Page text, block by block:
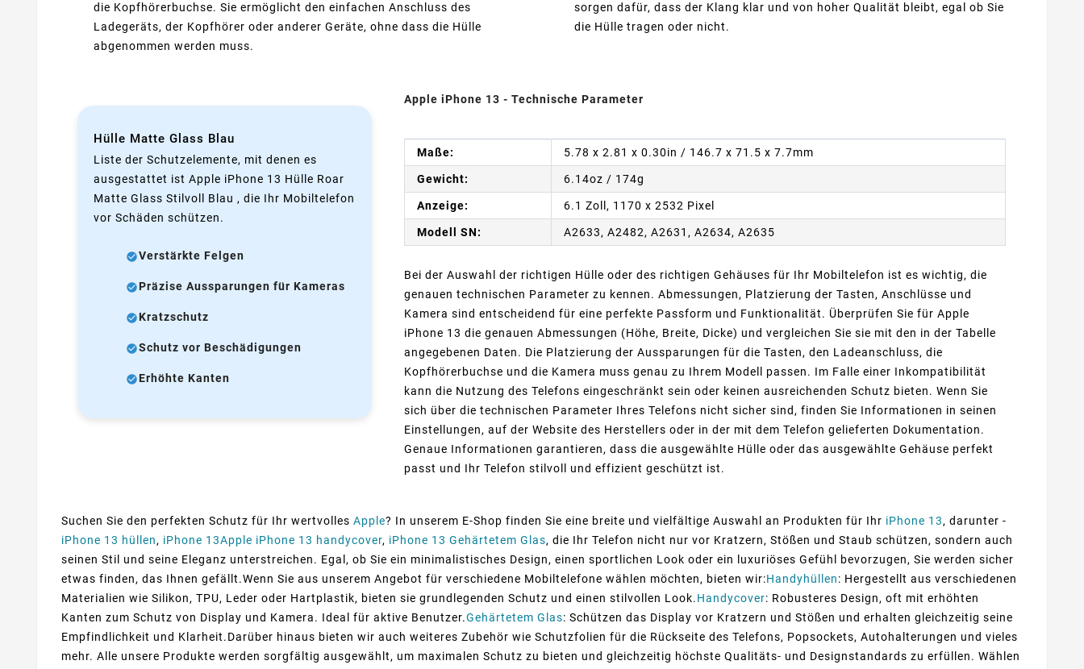
die Kopfhörerbuchse. Sie ermöglicht den einfachen Anschluss des
Ladegeräts, der Kopfhörer oder anderer Geräte, ohne dass die Hülle
abgenommen werden muss.
sorgen dafür, dass der Klang klar und von hoher Qualität bleibt, egal ob Sie
die Hülle tragen oder nicht.
Hülle Matte Glass Blau
Liste der Schutzelemente, mit denen es
ausgestattet ist Apple iPhone 13 Hülle Roar
Matte Glass Stilvoll Blau , die Ihr Mobiltelefon
vor Schäden schützen.
Verstärkte Felgen
Präzise Aussparungen für Kameras
Kratzschutz
Schutz vor Beschädigungen
Erhöhte Kanten
Apple iPhone 13 - Technische Parameter
Maße: 5.78 x 2.81 x 0.30in / 146.7 x 71.5 x 7.7mm
Gewicht: 6.14oz / 174g
Anzeige: 6.1 Zoll, 1170 x 2532 Pixel
Modell SN: A2633, A2482, A2631, A2634, A2635
Bei der Auswahl der richtigen Hülle oder des richtigen Gehäuses für Ihr Mobiltelefon ist es wichtig, die
genauen technischen Parameter zu kennen. Abmessungen, Platzierung der Tasten, Anschlüsse und
Kamera sind entscheidend für eine perfekte Passform und Funktionalität. Überprüfen Sie für Apple
iPhone 13 die genauen Abmessungen (Höhe, Breite, Dicke) und vergleichen Sie sie mit den in der Tabelle
angegebenen Daten. Die Platzierung der Aussparungen für die Tasten, den Ladeanschluss, die
Kopfhörerbuchse und die Kamera muss genau zu Ihrem Modell passen. Im Falle einer Inkompatibilität
kann die Nutzung des Telefons eingeschränkt sein oder keinen ausreichenden Schutz bieten. Wenn Sie
sich über die technischen Parameter Ihres Telefons nicht sicher sind, finden Sie Informationen in seinen
Einstellungen, auf der Website des Herstellers oder in der mit dem Telefon gelieferten Dokumentation.
Genaue Informationen garantieren, dass die ausgewählte Hülle oder das ausgewählte Gehäuse perfekt
passt und Ihr Telefon stilvoll und effizient geschützt ist.
Suchen Sie den perfekten Schutz für Ihr wertvolles Apple? In unserem E-Shop finden Sie eine breite und vielfältige Auswahl an Produkten für Ihr iPhone 13, darunter -
iPhone 13 hüllen, iPhone 13Apple iPhone 13 handycover, iPhone 13 Gehärtetem Glas, die Ihr Telefon nicht nur vor Kratzern, Stößen und Staub schützen, sondern auch
seinen Stil und seine Eleganz unterstreichen. Egal, ob Sie ein minimalistisches Design, einen sportlichen Look oder ein luxuriöses Gefühl bevorzugen, Sie werden sicher
etwas finden, das Ihnen gefällt.Wenn Sie aus unserem Angebot für verschiedene Mobiltelefone wählen möchten, bieten wir:Handyhüllen: Hergestellt aus verschiedenen
Materialien wie Silikon, TPU, Leder oder Hartplastik, bieten sie grundlegenden Schutz und einen stilvollen Look.Handycover: Robusteres Design, oft mit erhöhten
Kanten zum Schutz von Display und Kamera. Ideal für aktive Benutzer.Gehärtetem Glas: Schützen das Display vor Kratzern und Stößen und erhalten gleichzeitig seine
Empfindlichkeit und Klarheit.Darüber hinaus bieten wir auch weiteres Zubehör wie Schutzfolien für die Rückseite des Telefons, Popsockets, Autohalterungen und vieles
mehr. Alle unsere Produkte werden sorgfältig ausgewählt, um maximalen Schutz zu bieten und gleichzeitig höchste Qualitäts- und Designstandards zu erfüllen. Wählen